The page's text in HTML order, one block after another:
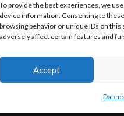
To provide the best experiences, we
device information. Consenting to
browsing behavior or unique IDs on
adversely affect certain features and
Accept